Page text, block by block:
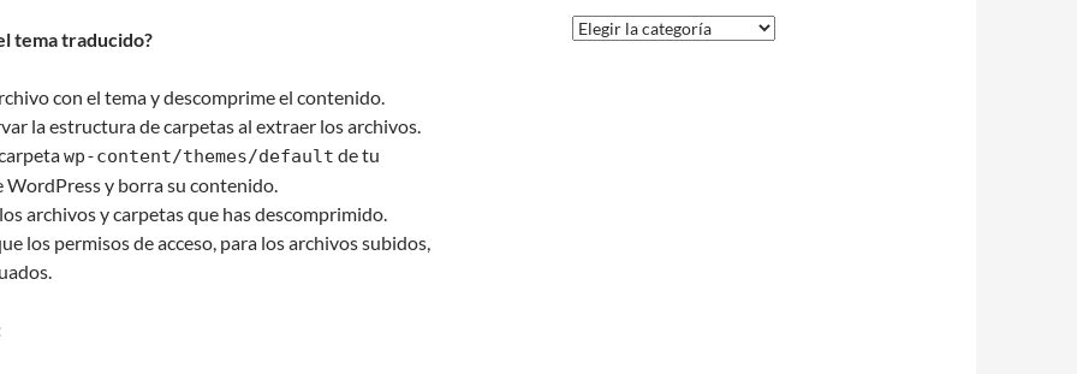
tema traducido?
con el tema y descomprime el contenido.
la estructura de carpetas al extraer los archivos.
wp-content/themes/default de tu
WordPress y borra su contenido.
archivos y carpetas que has descomprimido.
los permisos de acceso, para los archivos subidos,
Categorías